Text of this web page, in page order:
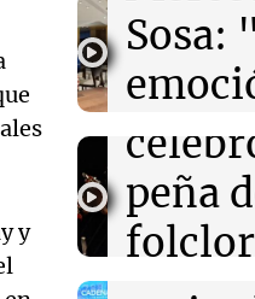
y
01:49
El Pentágono
industria de
01:31 Ciencia
Reducir
disminuye
salud, según
Una
Rosario
Episodios
Sosa:
filtro
Una
Rosario
Audio.
peña
Audio.
Audio.